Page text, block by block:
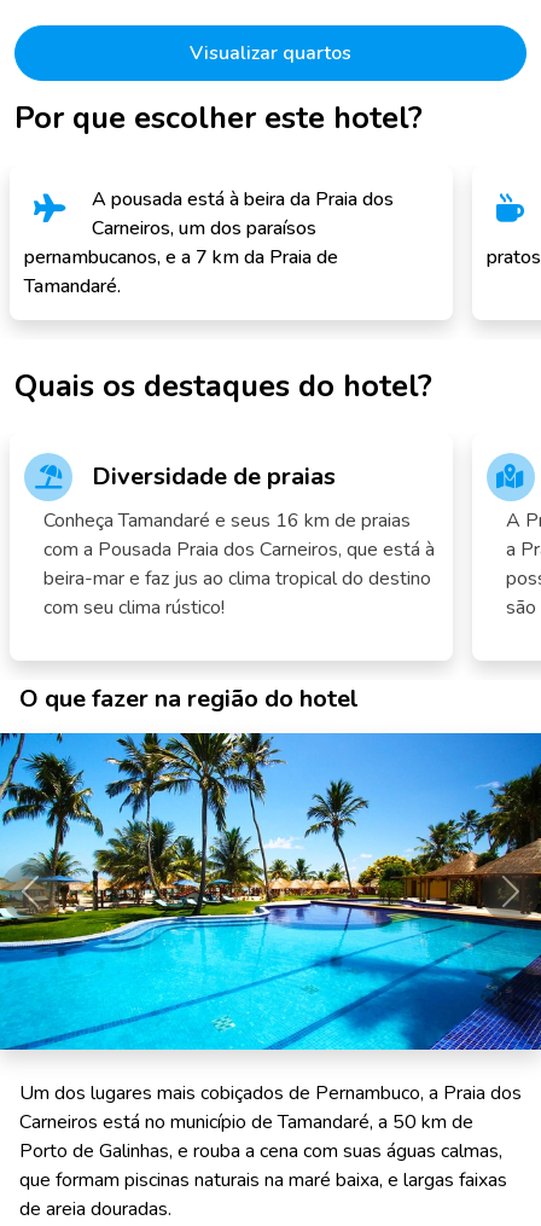
Por que escolher este hotel?
A pousada está à beira da Praia dos
Carneiros, um dos paraísos
pernambucanos, e a 7 km da Praia de
Tamandaré.
Visualizar quartos
Quais os destaques do hotel?
Diversidade de praias
Conheça Tamandaré e seus 16 km de praias
com a Pousada Praia dos Carneiros, que está à
beira-mar e faz jus ao clima tropical do destino
com seu clima rústico!
A
a
são
O que fazer na região do hotel
Anterior
Um dos lugares mais cobiçados de Pernambuco, a Praia dos
Carneiros está no município de Tamandaré, a 50 km de
Porto de Galinhas, e rouba a cena com suas águas calmas,
que formam piscinas naturais na maré baixa, e largas faixas
de areia douradas.